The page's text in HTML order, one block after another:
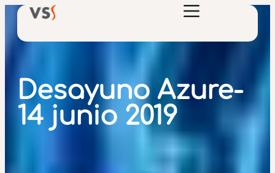
Desayuno Azure-
14 junio 2019